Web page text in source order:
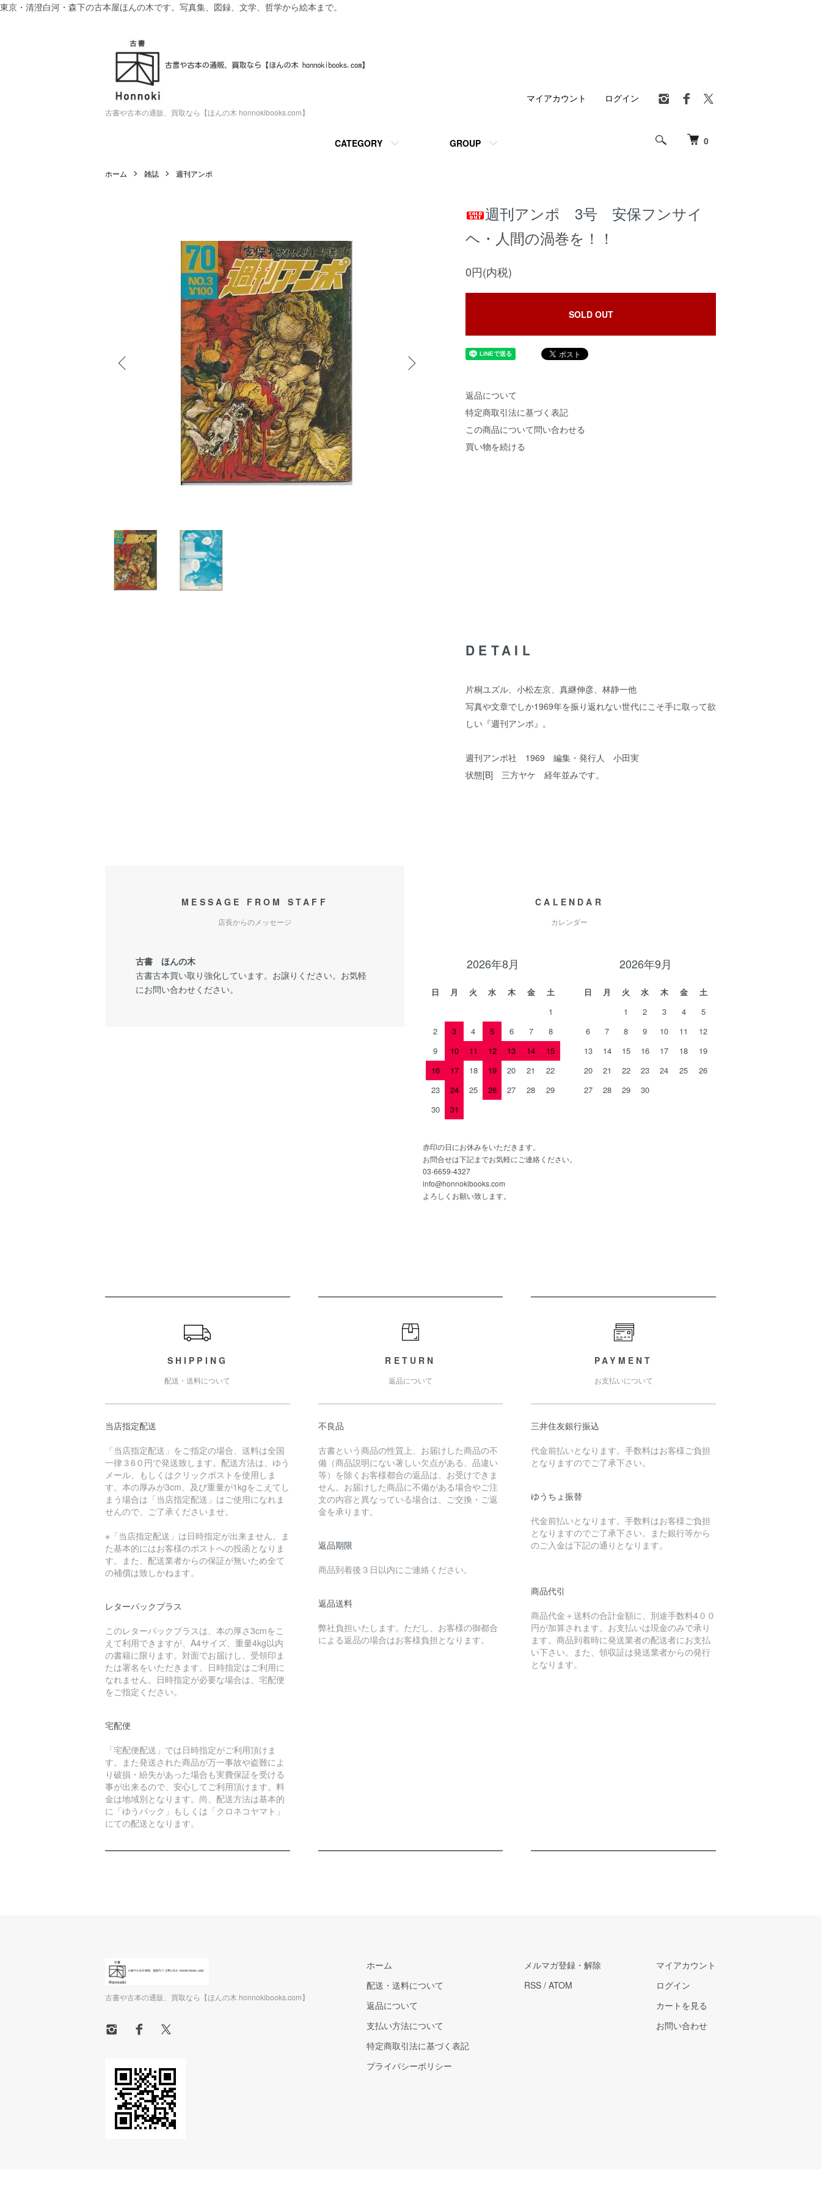
東京・清澄白河・森下の古本屋ほんの木です。写真集、図録、文学、哲学から絵本まで。
古書や古本の通販、買取なら【ほんの木 honnokibooks.com】
0
CATEGORY GROUP
マイアカウント ログイン
ホーム 雑誌 週刊アンポ
週刊アンポ 3号 安保フンサイ
ヘ・人間の渦巻を！！
0円(内税)
SOLD OUT
返品について
特定商取引法に基づく表記
この商品について問い合わせる
買い物を続ける
DETAIL
片桐ユズル、小松左京、真継伸彦、林静一他
写真や文章でしか1969年を振り返れない世代にこそ手に取って欲
しい『週刊アンポ』。
週刊アンポ社 1969 編集・発行人 小田実
状態[B] 三方ヤケ 経年並みです。
MESSAGE FROM STAFF
店長からのメッセージ
古書 ほんの木
古書古本買い取り強化しています。お譲りください。お気軽
にお問い合わせください。
CALENDAR
カレンダー
2026年8月
日 月 火 水 木 金
土
1
2
3 4 5 6 7
8
9
10 11 12 13 14
15
16
17 18 19 20 21
22
23
24 25 26 27 28
29
30
31
2026年9月
日 月 火 水 木 金
土
1
2 3 4
5
6
7 8 9 10 11
12
13
14 15 16 17 18
19
20
21 22 23 24 25
26
27
28 29 30
赤印の日にお休みをいただきます。
お問合せは下記までお気軽にご連絡ください。
03-6659-4327
info@honnokibooks.com
よろしくお願い致します。
SHIPPING
配送・送料について
当店指定配送
「当店指定配送」をご指定の場合、送料は全国
一律３6０円で発送致します。配送方法は、ゆう
メール、もしくはクリックポストを使用しま
す。本の厚みが3cm、及び重量が1kgをこえてし
まう場合は「当店指定配送」はご使用になれま
せんので、ご了承くださいませ。
※「当店指定配送」は日時指定が出来ません。ま
た基本的にはお客様のポストへの投函となりま
す。また、配送業者からの保証が無いため全て
の補償は致しかねます。
レターパックプラス
このレターパックプラスは、本の厚さ3cmをこ
えて利用できますが、A4サイズ、重量4kg以内
の書籍に限ります。対面でお届けし、受領印ま
たは署名をいただきます。日時指定はご利用に
なれません。日時指定が必要な場合は、宅配便
をご指定ください。
宅配便
「宅配便配送」では日時指定がご利用頂けま
す。また発送された商品が万一事故や盗難によ
り破損・紛失があった場合も実費保証を受ける
事が出来るので、安心してご利用頂けます。料
金は地域別となります。尚、配送方法は基本的
に「ゆうパック」もしくは「クロネコヤマト」
にての配送となります。
RETURN
返品について
不良品
古書という商品の性質上、お届けした商品の不
備（商品説明にない著しい欠点がある、品違い
等）を除くお客様都合の返品は、お受けできま
せん。お届けした商品に不備がある場合やご注
文の内容と異なっている場合は、ご交換・ご返
金を承ります。
返品期限
商品到着後３日以内にご連絡ください。
返品送料
弊社負担いたします。ただし、お客様の御都合
による返品の場合はお客様負担となります。
PAYMENT
お支払いについて
三井住友銀行振込
代金前払いとなります。手数料はお客様ご負担
となりますのでご了承下さい。
ゆうちょ振替
代金前払いとなります。手数料はお客様ご負担
となりますのでご了承下さい。また銀行等から
のご入金は下記の通りとなります。
商品代引
商品代金＋送料の合計金額に、別途手数料4００
円が加算されます。お支払いは現金のみで承り
ます。商品到着時に発送業者の配送者にお支払
い下さい。また、領収証は発送業者からの発行
となります。
古書や古本の通販、買取なら【ほんの木 honnokibooks.com】
ホーム
配送・送料について
返品について
支払い方法について
特定商取引法に基づく表記
プライバシーポリシー
メルマガ登録・解除
RSS / ATOM
マイアカウント
ログイン
カートを見る
お問い合わせ